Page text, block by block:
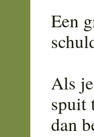
Een
Als
spuit
dan